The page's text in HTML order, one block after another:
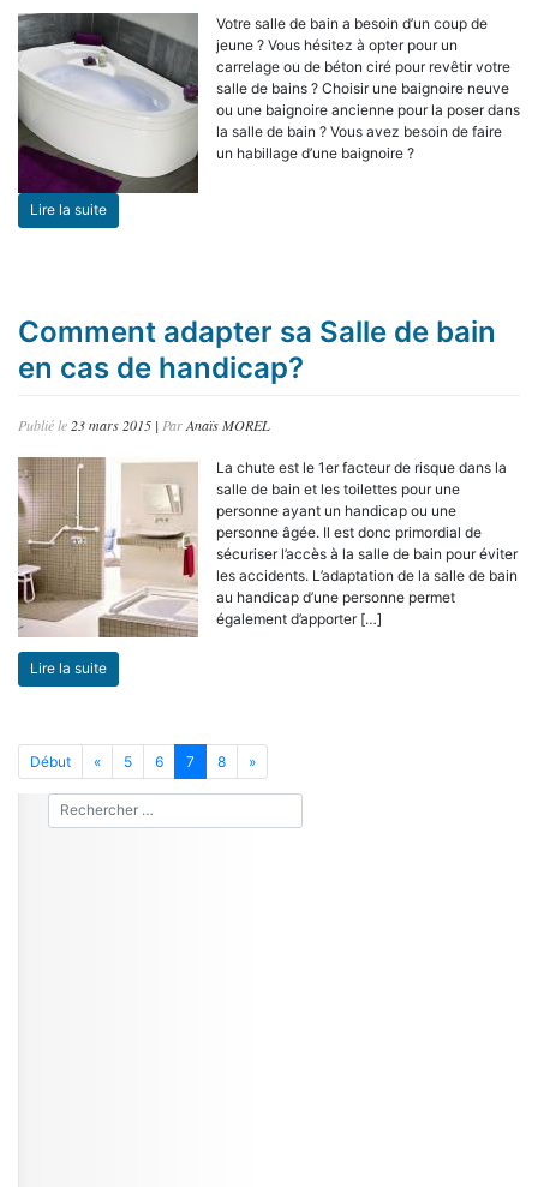
Votre salle de bain a besoin d’un coup de
jeune ? Vous hésitez à opter pour un
carrelage ou de béton ciré pour revêtir votre
salle de bains ? Choisir une baignoire neuve
ou une baignoire ancienne pour la poser dans
la salle de bain ? Vous avez besoin de faire
un habillage d’une baignoire ?
Lire la suite
Comment adapter sa Salle de bain
en cas de handicap?
Publié le 23 mars 2015 | ParAnaïs MOREL
La chute est le 1er facteur de risque dans la
salle de bain et les toilettes pour une
personne ayant un handicap ou une
personne âgée. Il est donc primordial de
sécuriser l’accès à la salle de bain pour éviter
les accidents. L’adaptation de la salle de bain
au handicap d’une personne permet
également d’apporter […]
Lire la suite
Début « 5 6 7 8 »